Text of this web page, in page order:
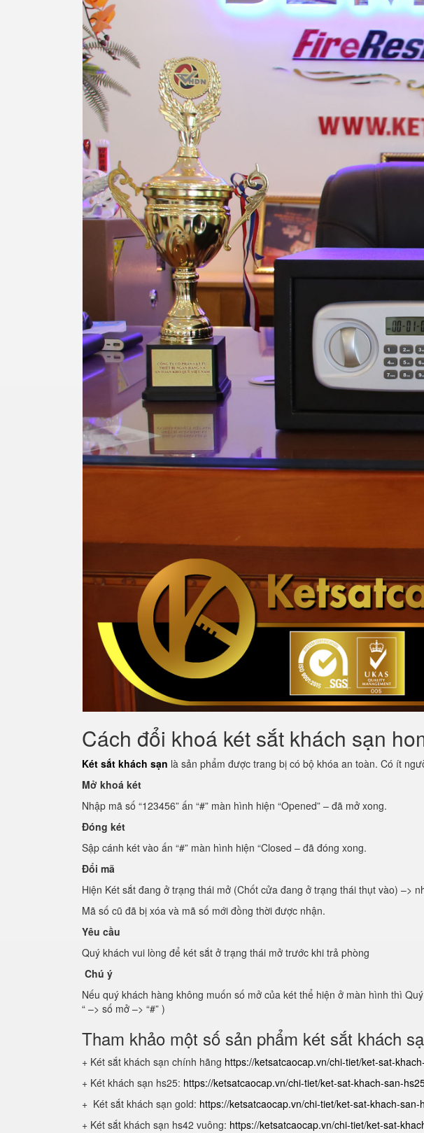
Cách đổi khoá két sắt khách sạn
Két sắt khách sạn là sản phẩm được trang bị có bộ khóa an toàn. Có ít
Mở khoá két
Nhập mã số “123456” ấn “#” màn hình hiện “Opened” – đã mở xong.
Đóng két
Sập cánh két vào ấn “#” màn hình hiện “Closed – đã đóng xong.
Đổi mã
Hiện Két sắt đang ở trạng thái mở (Chốt cửa đang ở trạng thái thụt vào) –>
Mã số cũ đã bị xóa và mã số mới đồng thời được nhận.
Yêu cầu
Quý khách vui lòng để két sắt ở trạng thái mở trước khi trả phòng
Chú ý
Nếu quý khách hàng không muốn số mở của két thể hiện ở màn hình thì
“ –> số mở –> “#” )
Tham khảo một số sản phẩm két sắt khách
+ Két sắt khách sạn chính hãng https://ketsatcaocap.vn/chi-tiet/ket-sat-
+ Két khách sạn hs25: https://ketsatcaocap.vn/chi-tiet/ket-sat-khach-san-
+ Két sắt khách sạn gold: https://ketsatcaocap.vn/chi-tiet/ket-sat-khach-san-
+ Két sắt khách sạn hs42 vuông: https://ketsatcaocap.vn/chi-tiet/ket-sat-